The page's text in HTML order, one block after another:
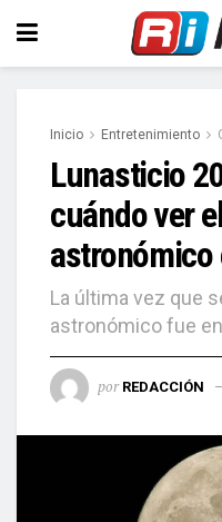
Inicio Entretenimiento
Lunasticio
cuándo ver
astronómico
La última vez que
astronómico fue
por REDACCIÓN